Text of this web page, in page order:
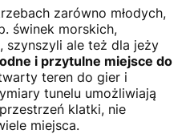
zarówno młodych,
świnek morskich,
szynszyli ale też dla jeży
i przytulne miejsce do
teren do gier i
tunelu umożliwiają
klatki, nie
miejsca.